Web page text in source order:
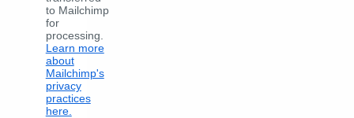
to Mailchimp
for
processing.
Learn more
about
Mailchimp's
privacy
practices
here.